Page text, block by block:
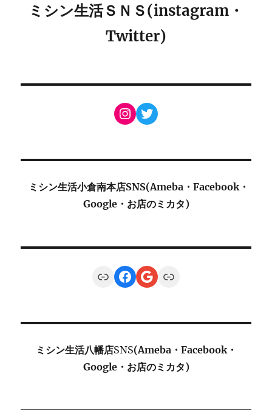
ミシン生活ＳＮＳ(instagram・
Twitter)
Instagram
Twitter
ミシン生活小倉南本店SNS(Ameba・Facebook・
Google・お店のミカタ)
LinkFacebook
Google
Link
ミシン生活八幡店SNS(Ameba・Facebook・
Google・お店のミカタ)